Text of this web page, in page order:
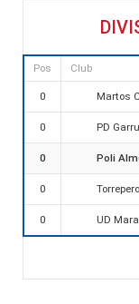
Pos Club
0 Martos
0 PD
0 Poli
0
0 UD